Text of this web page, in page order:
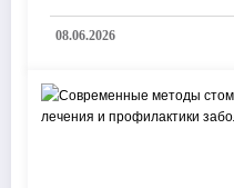
подвижность без
08.06.2026